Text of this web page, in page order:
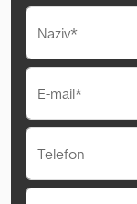
Naziv*
E-mail*
Telefon